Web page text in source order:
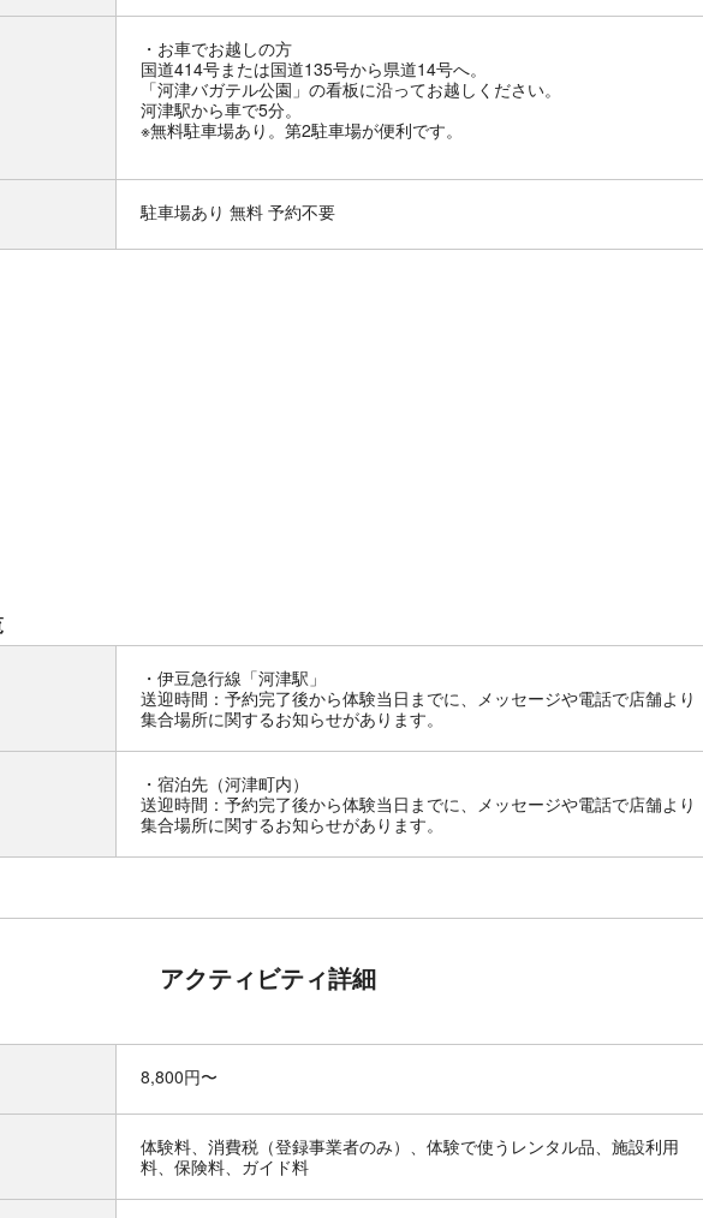
お車でお越しの方
国道414号または国道135号から県道14号へ。
「河津バガテル公園」の看板に沿ってお越しください。
河津駅から車で5分。
※無料駐車場あり。第2駐車場が便利です。
駐車場あり 無料 予約不要
伊豆急行線「河津駅」
送迎時間：予約完了後から体験当日までに、メッセージや電話で店舗より
集合場所に関するお知らせがあります。
宿泊先（河津町内）
送迎時間：予約完了後から体験当日までに、メッセージや電話で店舗より
集合場所に関するお知らせがあります。
アクティビティ詳細
8,800円〜
体験料、消費税（登録事業者のみ）、体験で使うレンタル品、施設利用
料、保険料、ガイド料